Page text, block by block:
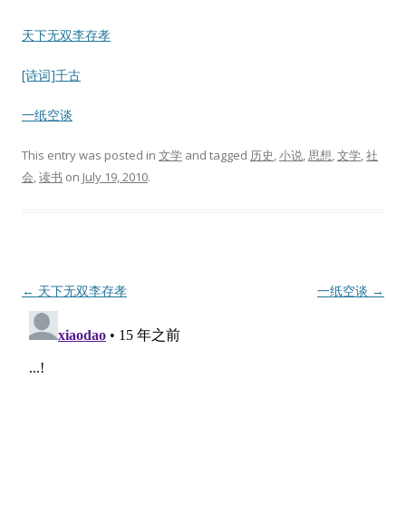
天下无双李存孝
[诗词]千古
一纸空谈
This entry was posted in 文学 and tagged 历史,小说,思想,文学,社
会,读书 on July 19, 2010.
Post
navigation
← 天下无双李存孝 一纸空谈 →